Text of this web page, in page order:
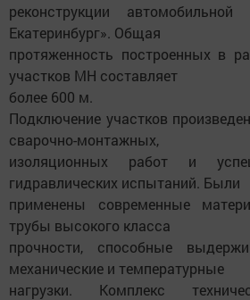
реконструкции
Екатеринбург». Общая
протяженность построенных в
участков МН составляет
более 600 м.
Подключение участков
сварочно-монтажных,
изоляционных работ и
гидравлических испытаний. Были
применены современные
трубы высокого класса
прочности, способные
механические и температурные
нагрузки. Комплекс